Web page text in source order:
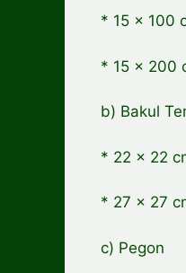
* 15 x 100
* 15 x 200
b) Bakul
* 22 x 22
* 27 x 27
c) Pegon